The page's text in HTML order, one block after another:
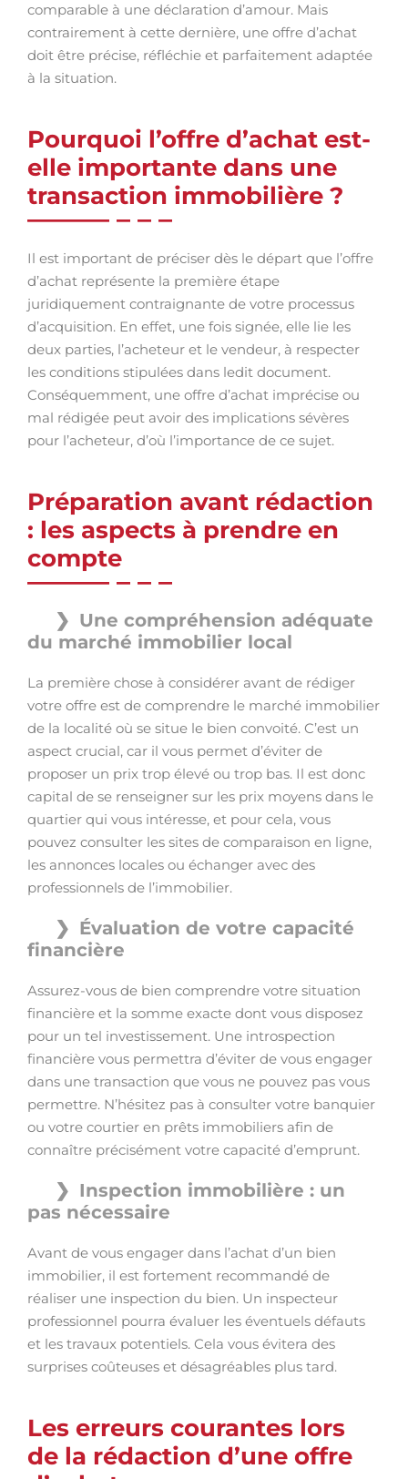
comparable à une déclaration d’amour. Mais
contrairement à cette dernière, une offre d’achat
doit être précise, réfléchie et parfaitement adaptée
à la situation.
Pourquoi l’offre d’achat est-
elle importante dans une
transaction immobilière ?
Il est important de préciser dès le départ que l’offre
d’achat représente la première étape
juridiquement contraignante de votre processus
d’acquisition. En effet, une fois signée, elle lie les
deux parties, l’acheteur et le vendeur, à respecter
les conditions stipulées dans ledit document.
Conséquemment, une offre d’achat imprécise ou
mal rédigée peut avoir des implications sévères
pour l’acheteur, d’où l’importance de ce sujet.
Préparation avant rédaction
: les aspects à prendre en
compte
Une compréhension adéquate
du marché immobilier local
La première chose à considérer avant de rédiger
votre offre est de comprendre le marché immobilier
de la localité où se situe le bien convoité. C’est un
aspect crucial, car il vous permet d’éviter de
proposer un prix trop élevé ou trop bas. Il est donc
capital de se renseigner sur les prix moyens dans le
quartier qui vous intéresse, et pour cela, vous
pouvez consulter les sites de comparaison en ligne,
les annonces locales ou échanger avec des
professionnels de l’immobilier.
Évaluation de votre capacité
financière
Assurez-vous de bien comprendre votre situation
financière et la somme exacte dont vous disposez
pour un tel investissement. Une introspection
financière vous permettra d’éviter de vous engager
dans une transaction que vous ne pouvez pas vous
permettre. N’hésitez pas à consulter votre banquier
ou votre courtier en prêts immobiliers afin de
connaître précisément votre capacité d’emprunt.
Inspection immobilière : un
pas nécessaire
Avant de vous engager dans l’achat d’un bien
immobilier, il est fortement recommandé de
réaliser une inspection du bien. Un inspecteur
professionnel pourra évaluer les éventuels défauts
et les travaux potentiels. Cela vous évitera des
surprises coûteuses et désagréables plus tard.
Les erreurs courantes lors
de la rédaction d’une offre